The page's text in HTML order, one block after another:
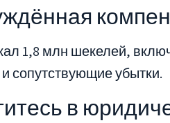
1,8 млн шекелей,
сопутствующие убытки.
в